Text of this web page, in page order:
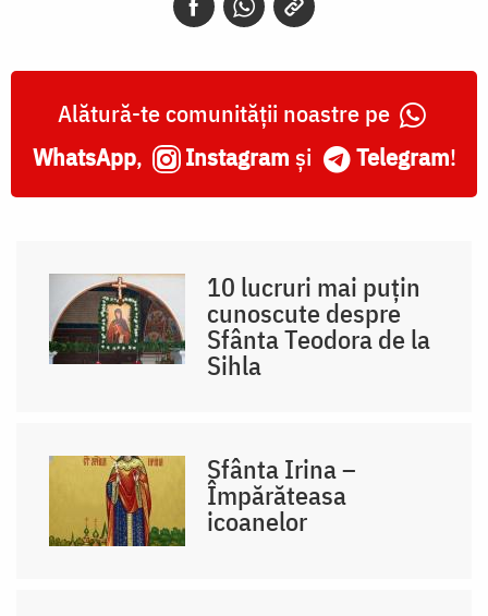
Alătură-te comunității noastre pe
WhatsApp, Instagram și Telegram!
10 lucruri mai puțin
cunoscute despre
Sfânta Teodora de la
Sihla
Sfânta Irina –
Împărăteasa
icoanelor